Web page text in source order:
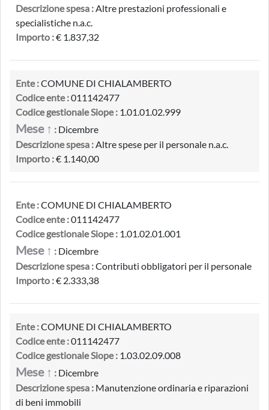
Descrizione spesa :Altre prestazioni professionali e
specialistiche n.a.c.
Importo :€ 1.837,32
Ente :COMUNE DI CHIALAMBERTO
Codice ente :011142477
Codice gestionale Siope : 1.01.01.02.999
Mese ↑ : Dicembre
Descrizione spesa :Altre spese per il personale n.a.c.
Importo :€ 1.140,00
Ente :COMUNE DI CHIALAMBERTO
Codice ente :011142477
Codice gestionale Siope : 1.01.02.01.001
Mese ↑ : Dicembre
Descrizione spesa :Contributi obbligatori per il personale
Importo :€ 2.333,38
Ente :COMUNE DI CHIALAMBERTO
Codice ente :011142477
Codice gestionale Siope : 1.03.02.09.008
Mese ↑ : Dicembre
Descrizione spesa : Manutenzione ordinaria e riparazioni
di beni immobili